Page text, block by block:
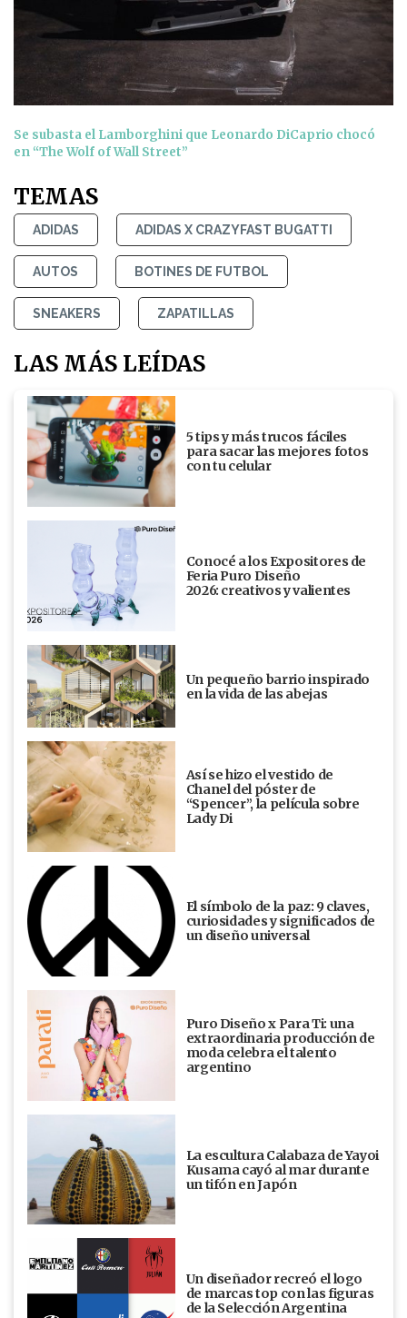
Se subasta el Lamborghini que Leonardo DiCaprio chocó
en “The Wolf of Wall Street”
TEMAS
ADIDAS ADIDAS X CRAZYFAST BUGATTI
AUTOS BOTINES DE FUTBOL
SNEAKERS ZAPATILLAS
LAS MÁS LEÍDAS
5 tips y más trucos fáciles
para sacar las mejores fotos
con tu celular
Conocé a los Expositores de
Feria Puro Diseño
2026: creativos y valientes
Un pequeño barrio inspirado
en la vida de las abejas
Así se hizo el vestido de
Chanel del póster de
“Spencer”, la película sobre
Lady Di
El símbolo de la paz: 9 claves,
curiosidades y significados de
un diseño universal
Puro Diseño x Para Ti: una
extraordinaria producción de
moda celebra el talento
argentino
La escultura Calabaza de Yayoi
Kusama cayó al mar durante
un tifón en Japón
Un diseñador recreó el logo
de marcas top con las figuras
de la Selección Argentina